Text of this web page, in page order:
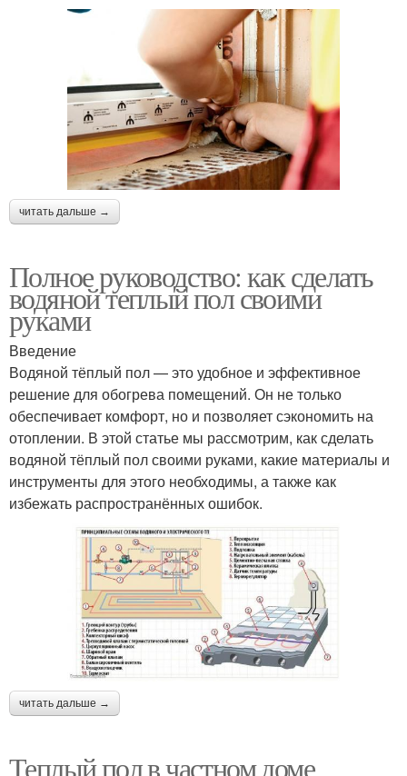
читать дальше →
Полное руководство: как сделать
водяной теплый пол своими
руками
Введение
Водяной тёплый пол — это удобное и эффективное
решение для обогрева помещений. Он не только
обеспечивает комфорт, но и позволяет сэкономить на
отоплении. В этой статье мы рассмотрим, как сделать
водяной тёплый пол своими руками, какие материалы и
инструменты для этого необходимы, а также как
избежать распространённых ошибок.
читать дальше →
Теплый пол в частном доме